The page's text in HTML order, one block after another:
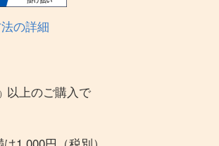
の詳細
以上のご購入で